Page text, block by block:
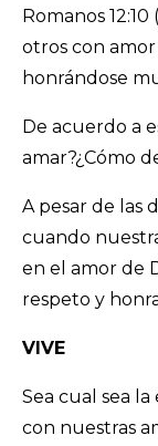
Romanos
otros con
honrándose
De acuerdo a
amar?¿Cómo
A pesar de las
cuando
en el amor de
respeto y
VIVE
Sea cual sea
con nuestras